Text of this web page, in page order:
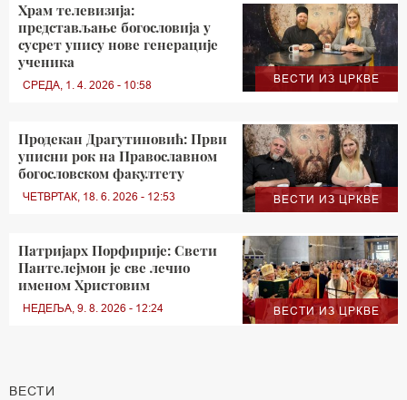
ВЕСТИ ИЗ ЦРКВЕ
Храм телевизија:
представљање богословија у
сусрет упису нове генерације
ученика
СРЕДА, 1. 4. 2026 - 10:58
ВЕСТИ ИЗ ЦРКВЕ
Продекан Драгутиновић: Први
уписни рок на Православном
богословском факултету
ЧЕТВРТАК, 18. 6. 2026 - 12:53
ВЕСТИ ИЗ ЦРКВЕ
Патријарх Порфирије: Свети
Пантелејмон је све лечио
именом Христовим
НЕДЕЉА, 9. 8. 2026 - 12:24
ВЕСТИ